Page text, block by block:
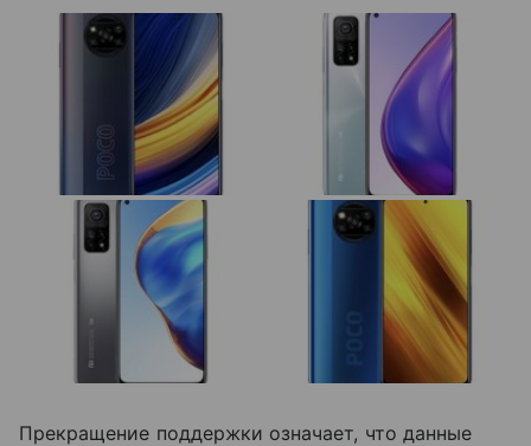
Прекращение поддержки означает, что данные